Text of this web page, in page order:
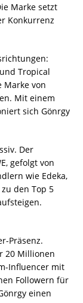
Marke setzt
Konkurrenz
Tropical
Marke von
Mit einem
sich Gönrgy
Der
gefolgt von
wie Edeka,
den Top 5
Präsenz.
20 Millionen
Influencer mit
Followern für
einen